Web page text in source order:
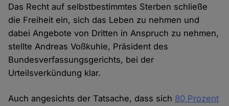
Das Recht auf selbstbestimmtes Sterben schließe
die Freiheit ein, sich das Leben zu nehmen und
dabei Angebote von Dritten in Anspruch zu nehmen,
stellte Andreas Voßkuhle, Präsident des
Bundesverfassungsgerichts, bei der
Urteilsverkündung klar.
Auch angesichts der Tatsache, dass sich 80 Prozent